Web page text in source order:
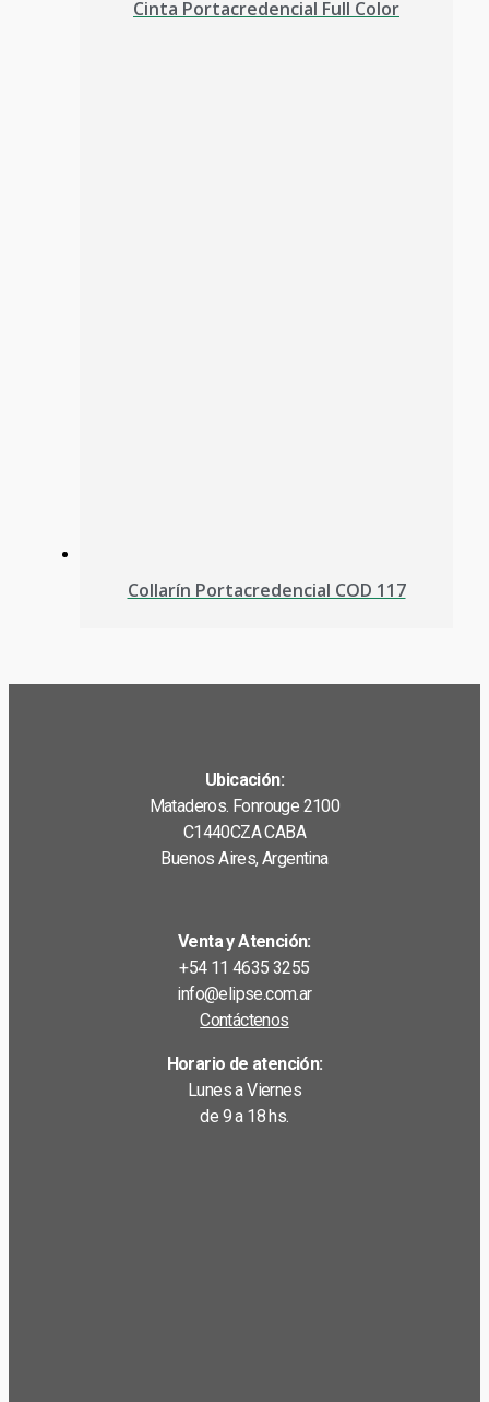
Cinta Portacredencial Full Color
Collarín Portacredencial COD 117
Ubicación:
Mataderos. Fonrouge 2100
C1440CZA CABA
Buenos Aires, Argentina
Venta y Atención:
+54 11 4635 3255
info@elipse.com.ar
Contáctenos
Horario de atención:
Lunes a Viernes
de 9 a 18 hs.